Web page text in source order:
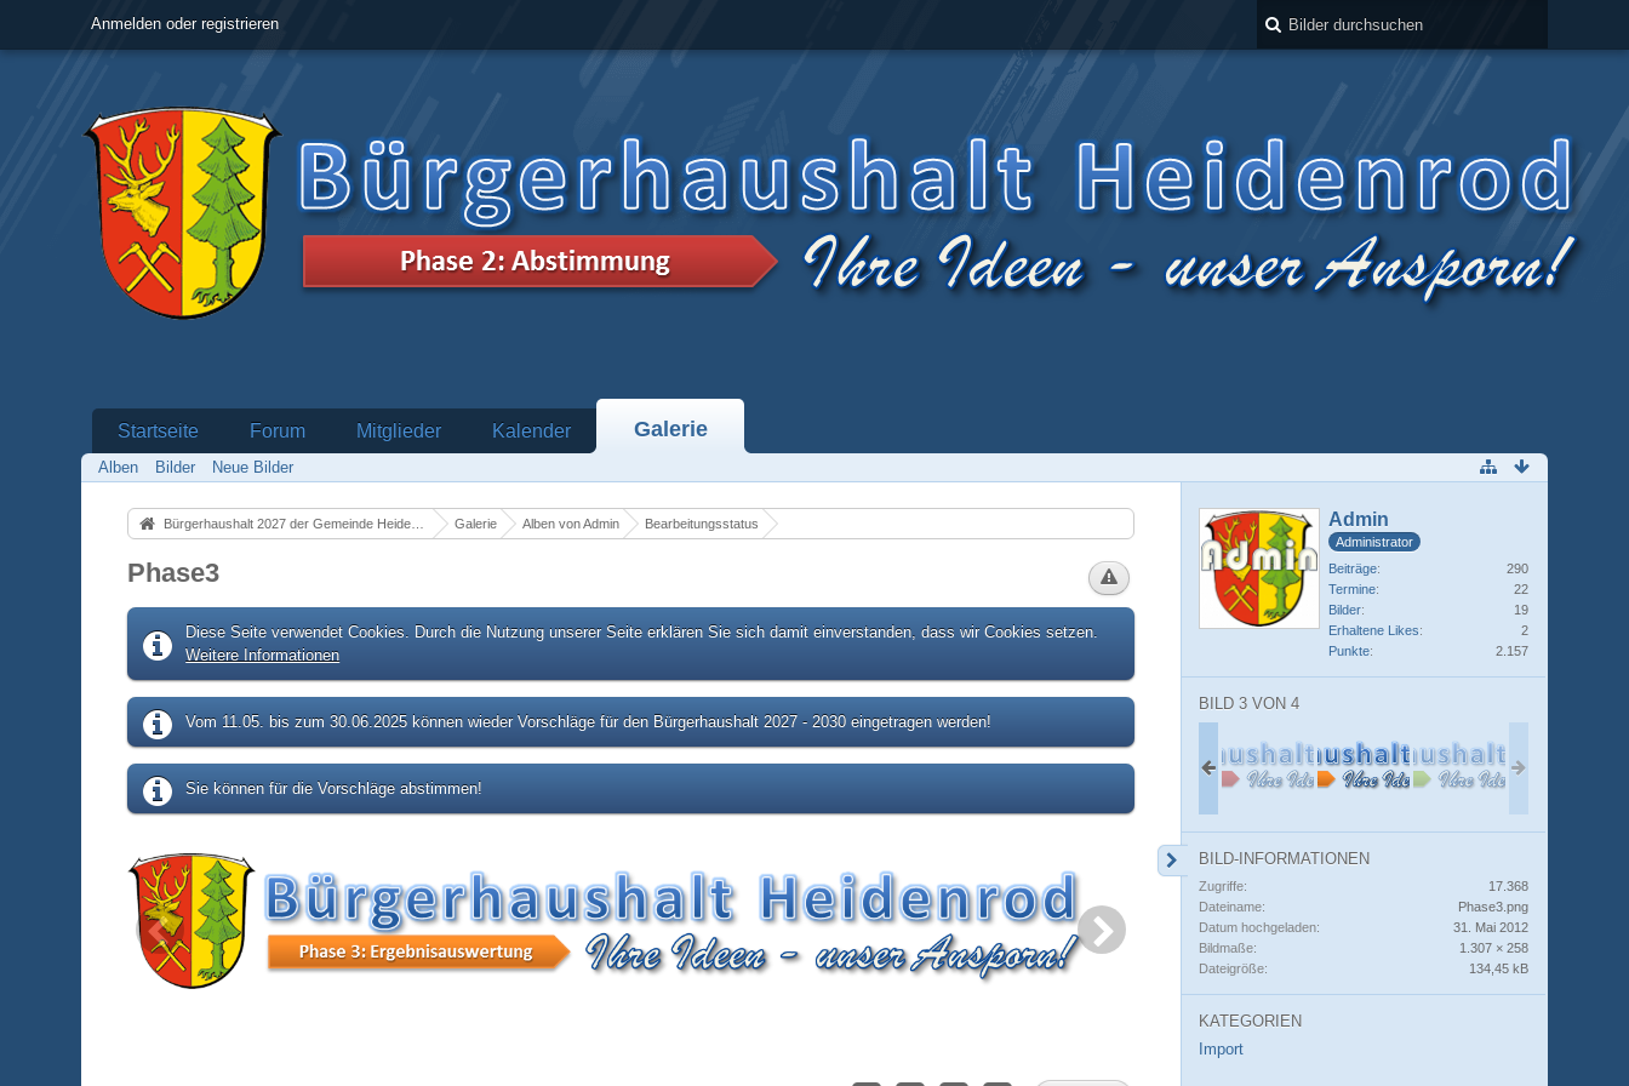
Anmelden oder registrieren
Startseite Forum Mitglieder Kalender Galerie
Alben Bilder Neue Bilder
Bürgerhaushalt 2027 der Gemeinde Heidenrod Galerie Alben von Admin Bearbeitungsstatus
Phase3
Diese Seite verwendet Cookies. Durch die Nutzung unserer Seite erklären Sie sich damit einverstanden, dass wir Cookies setzen.
Weitere Informationen
Vom 11.05. bis zum 30.06.2025 können wieder Vorschläge für den Bürgerhaushalt 2027 - 2030 eingetragen werden!
Sie können für die Vorschläge abstimmen!
Admin
Administrator
Beiträge
290
Termine
22
Bilder
19
Erhaltene Likes
2
Punkte
2.157
BILD 3 VON 4
BILD-INFORMATIONEN
Zugriffe
17.368
Dateiname
Phase3.png
Datum hochgeladen
31. Mai 2012
Bildmaße
1.307 × 258
Dateigröße
134,45 kB
KATEGORIEN
Import